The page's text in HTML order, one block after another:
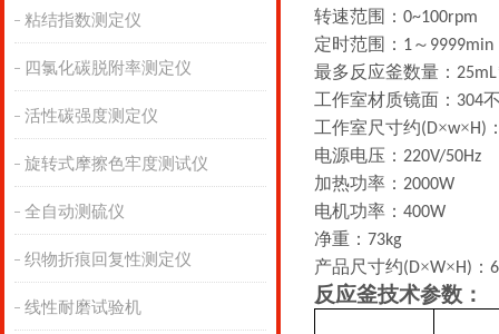
粘结指数测定仪
四氯化碳脱附率测定仪
活性碳强度测定仪
旋转式摩擦色牢度测试仪
全自动测硫仪
织物折痕回复性测定仪
线性耐磨试验机
转速范围： 0~100rpm
定时范围： 1～ 9999min
最多反应釜数量：
工作室材质镜面： 304
工作室尺寸约(D×w×H)
电源电压： 220V/50Hz
加热功率： 2000W
电机功率： 400W
净重： 73kg
产品尺寸约(D×W×H) ：
反应釜技术参数：